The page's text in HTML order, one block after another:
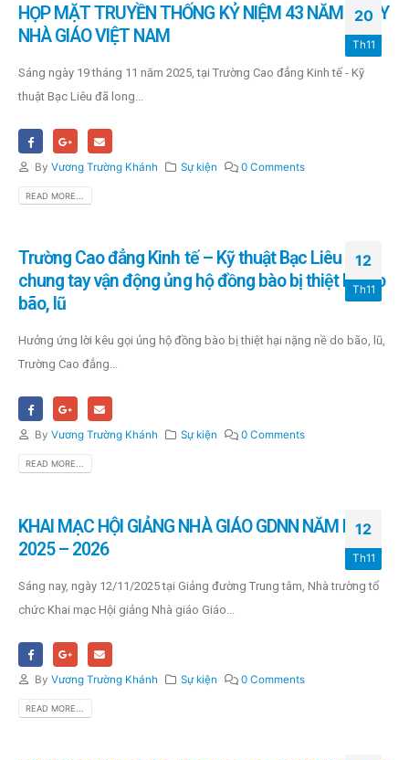
20
Th11
HỌP MẶT TRUYỀN THỐNG KỶ NIỆM 43 NĂM NGÀY
NHÀ GIÁO VIỆT NAM
Sáng ngày 19 tháng 11 năm 2025, tại Trường Cao đẳng Kinh tế - Kỹ
thuật Bạc Liêu đã long...
By Vương Trường Khánh Sự kiện 0 Comments
READ MORE...
12
Th11
Trường Cao đẳng Kinh tế – Kỹ thuật Bạc Liêu
chung tay vận động ủng hộ đồng bào bị thiệt hại do
bão, lũ
Hưởng ứng lời kêu gọi ủng hộ đồng bào bị thiệt hại nặng nề do bão, lũ,
Trường Cao đẳng...
By Vương Trường Khánh Sự kiện 0 Comments
READ MORE...
12
Th11
KHAI MẠC HỘI GIẢNG NHÀ GIÁO GDNN NĂM HỌC
2025 – 2026
Sáng nay, ngày 12/11/2025 tại Giảng đường Trung tâm, Nhà trường tổ
chức Khai mạc Hội giảng Nhà giáo Giáo...
By Vương Trường Khánh Sự kiện 0 Comments
READ MORE...